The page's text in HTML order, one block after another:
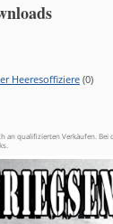
Heeresoffiziere (0)
an qualifizierten Verkäufen. Bei